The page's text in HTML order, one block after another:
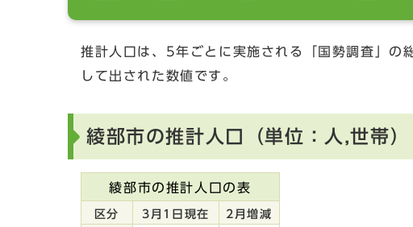
推計人口は、5年ごとに実施される「国勢調査」の
して出された数値です。
綾部市の推計人口（単位：人,世帯）
綾部市の推計人口の表
区分 3月1日現在 2月増減